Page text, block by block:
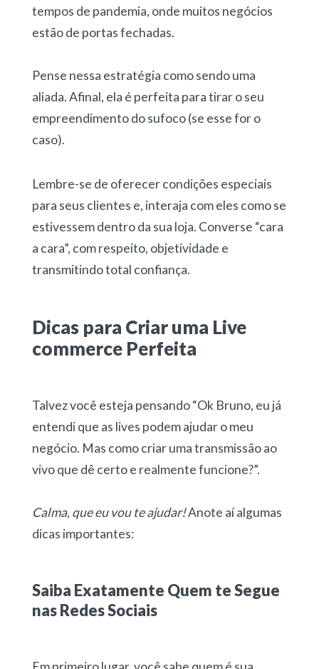
tempos de pandemia, onde muitos negócios
estão de portas fechadas.
Pense nessa estratégia como sendo uma
aliada. Afinal, ela é perfeita para tirar o seu
empreendimento do sufoco (se esse for o
caso).
Lembre-se de oferecer condições especiais
para seus clientes e, interaja com eles como se
estivessem dentro da sua loja. Converse “cara
a cara”, com respeito, objetividade e
transmitindo total confiança.
Dicas para Criar uma Live
commerce Perfeita
Talvez você esteja pensando “Ok Bruno, eu já
entendi que as lives podem ajudar o meu
negócio. Mas como criar uma transmissão ao
vivo que dê certo e realmente funcione?”.
Calma, que eu vou te ajudar!Anote aí algumas
dicas importantes:
Saiba Exatamente Quem te Segue
nas Redes Sociais